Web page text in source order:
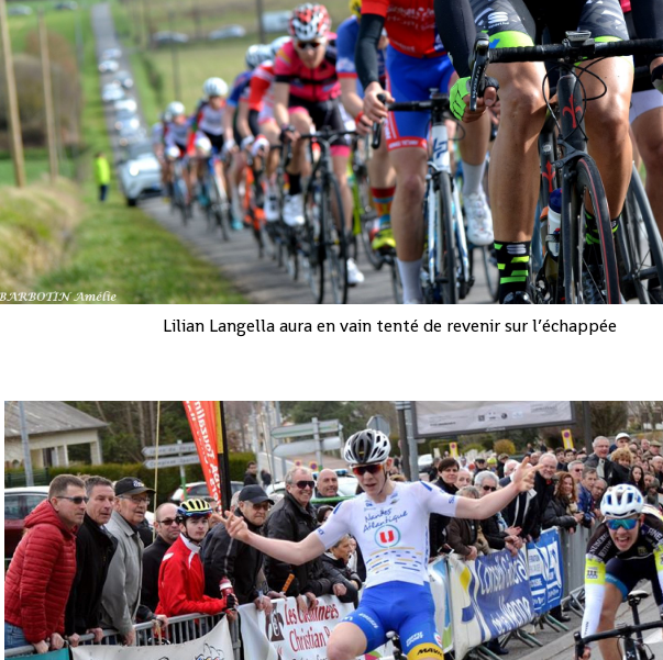
Lilian Langella aura en vain tenté de revenir sur l’échappée